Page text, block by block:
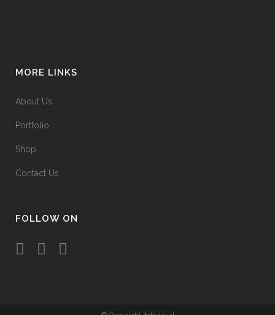
MORE LINKS
About Us
Portfolio
Shop
Contact Us
FOLLOW ON